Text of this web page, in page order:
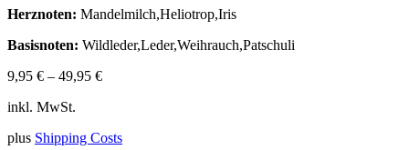
Herznoten: Mandelmilch,Heliotrop,Iris
Basisnoten: Wildleder,Leder,Weihrauch,Patschuli
9,95 € – 49,95 €
inkl. MwSt.
plus Shipping Costs